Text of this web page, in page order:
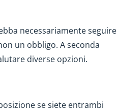
necessariamente seguire
un obbligo. A seconda
diverse opzioni.
se siete entrambi